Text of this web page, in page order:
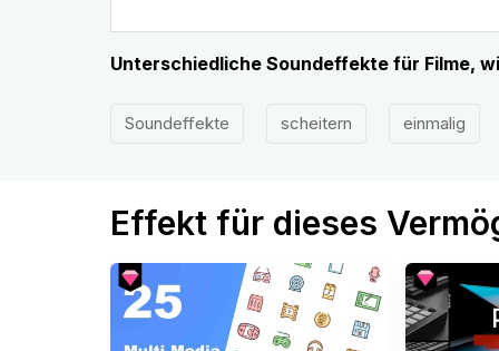
Unterschiedliche Soundeffekte für Filme,
Soundeffekte scheitern einmalig
Effekt für dieses